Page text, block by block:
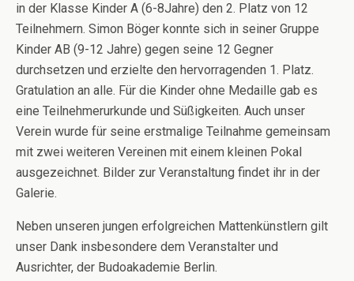
in der Klasse Kinder A (6-8Jahre) den 2. Platz von 12
Teilnehmern. Simon Böger konnte sich in seiner Gruppe
Kinder AB (9-12 Jahre) gegen seine 12 Gegner
durchsetzen und erzielte den hervorragenden 1. Platz.
Gratulation an alle. Für die Kinder ohne Medaille gab es
eine Teilnehmerurkunde und Süßigkeiten. Auch unser
Verein wurde für seine erstmalige Teilnahme gemeinsam
mit zwei weiteren Vereinen mit einem kleinen Pokal
ausgezeichnet. Bilder zur Veranstaltung findet ihr in der
Galerie.
Neben unseren jungen erfolgreichen Mattenkünstlern gilt
unser Dank insbesondere dem Veranstalter und
Ausrichter, der Budoakademie Berlin.